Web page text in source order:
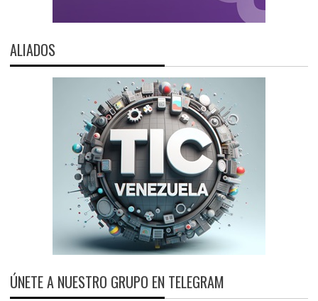
ALIADOS
ÚNETE A NUESTRO GRUPO EN TELEGRAM